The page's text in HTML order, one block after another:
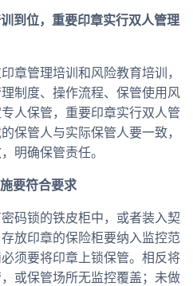
到位，重要印章实行双人管理
章管理培训和风险教育培训，
制度、操作流程、保管使用风
人保管，重要印章实行双人管
保管人与实际保管人要一致，
明确保管责任。
要符合要求
码锁的铁皮柜中，或者装入契
放印章的保险柜要纳入监控范
须要将印章上锁保管。相反将
或保管场所无监控覆盖；未做